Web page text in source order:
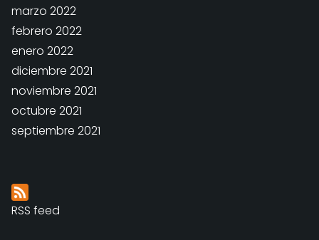
marzo 2022
febrero 2022
enero 2022
diciembre 2021
noviembre 2021
octubre 2021
septiembre 2021
RSS feed